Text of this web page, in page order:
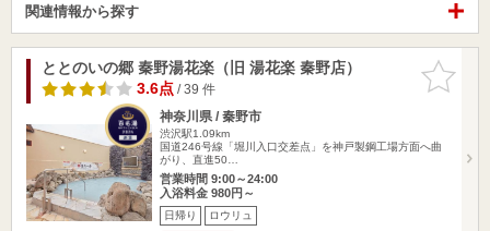
関連情報から探す
お気に入
りに追加
ととのいの郷 秦野湯花楽（旧 湯花楽 秦野店）
3.6点/ 39 件
神奈川県 / 秦野市
渋沢駅1.09km
国道246号線「堀川入口交差点」を神戸製鋼工場方面へ曲
がり、直進50…
営業時間 9:00～24:00
入浴料金 980円～
日帰り ロウリュ